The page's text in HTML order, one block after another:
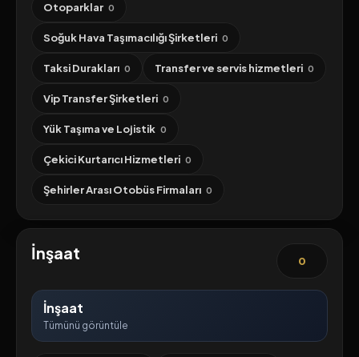
Otoparklar 0
Soğuk Hava Taşımacılığı Şirketleri 0
Taksi Durakları 0 Transfer ve servis hizmetleri 0
Vip Transfer Şirketleri 0
Yük Taşıma ve Lojistik 0
Çekici Kurtarıcı Hizmetleri 0
Şehirler Arası Otobüs Firmaları 0
İnşaat 0
İnşaat
Tümünü görüntüle